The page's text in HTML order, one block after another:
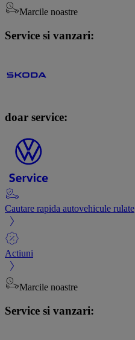
Marcile noastre
Service si vanzari:
doar service:
Cautare rapida autovehicule rulate
Actiuni
Marcile noastre
Service si vanzari: